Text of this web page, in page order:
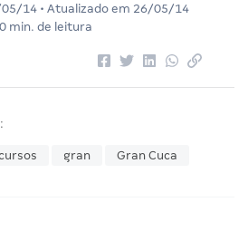
14 • Atualizado em 26/05/14
0 min. de leitura
gran
Gran Cuca